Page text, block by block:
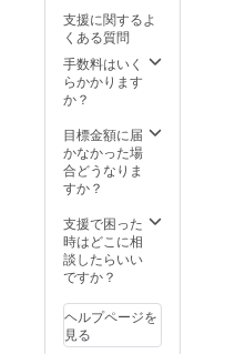
支援に関するよ
くある質問
手数料はいく
らかかります
か？
目標金額に届
かなかった場
合どうなりま
すか？
支援で困った
時はどこに相
談したらいい
ですか？
ヘルプページを
見る